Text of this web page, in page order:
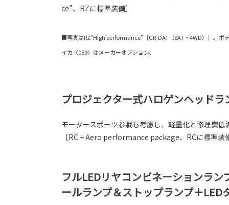
ce”、RZに標準装備］
■写真はRZ“High performance”［GR-DAT（8AT・4WD）］。ボ
イカ〈089〉はメーカーオプション。
プロジェクター式ハロゲンヘッド
モータースポーツ参戦も考慮し、軽量化と修理費
［RC + Aero performance package、RCに標準装
フルLEDリヤコンビネーションラン
ールランプ＆ストップランプ＋LED